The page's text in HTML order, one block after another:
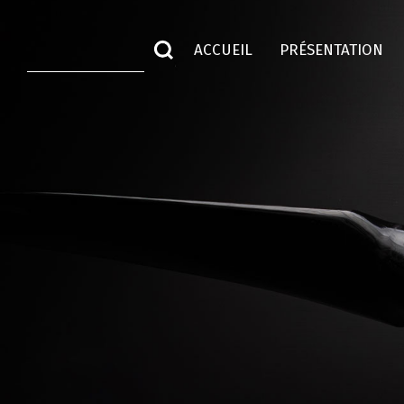
ACCUEIL PRÉSENTATION